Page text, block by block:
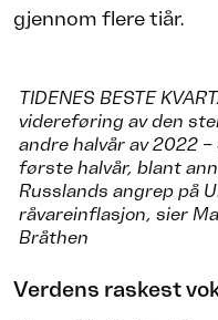
gjennom flere tiår.
TIDENES BESTE
videreføring av den
andre halvår av 2022
første halvår, blant
Russlands angrep på
råvareinflasjon, sier
Bråthen
Verdens raskest